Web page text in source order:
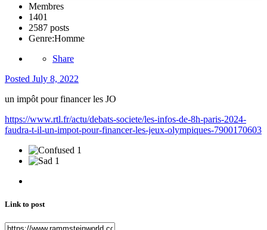
Membres
1401
2587 posts
Genre:Homme
Share
Posted July 8, 2022
un impôt pour financer les JO
https://www.rtl.fr/actu/debats-societe/les-infos-de-8h-paris-2024-
faudra-t-il-un-impot-pour-financer-les-jeux-olympiques-7900170603
1
1
Link to post